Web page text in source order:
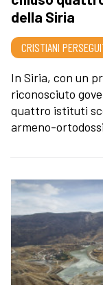
della Siria
CRISTIANI
In Siria, con un
riconosciuto
quattro istituti
armeno-ortodossi